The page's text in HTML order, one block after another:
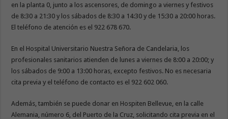
en la planta 0, junto a los ascensores, de domingo a viernes y festivos
de 8:30 a 21:30 y los sábados de 8:30 a 14:30 y de 15:30 a 20:00 horas.
El teléfono de atención es el 922 678 670.
En el Hospital Universitario Nuestra Señora de Candelaria, los
profesionales sanitarios atienden de lunes a viernes de 8:00 a 20:00; y
los sábados de 9:00 a 13:00 horas, excepto festivos. No es necesaria
cita previa y el teléfono de contacto es el 922 602 060.
Además, también se puede donar en Hospiten Bellevue, en la calle
Alemania, número 6, del Puerto de la Cruz, solicitando cita previa en el